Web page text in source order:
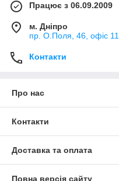
Працює з 06.09.2009
м. Дніпро
пр. О.Поля, 46, офіс
Контакти
Про нас
Контакти
Доставка та оплата
Повна версія сайту